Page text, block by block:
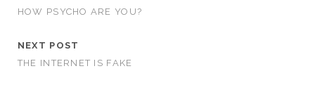
HOW PSYCHO ARE YOU?
NEXT POST
THE INTERNET IS FAKE